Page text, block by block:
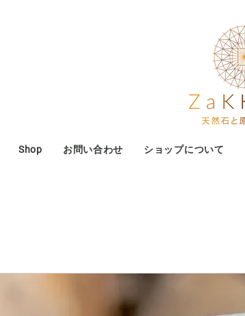
Shop お問い合わせ ショップについて